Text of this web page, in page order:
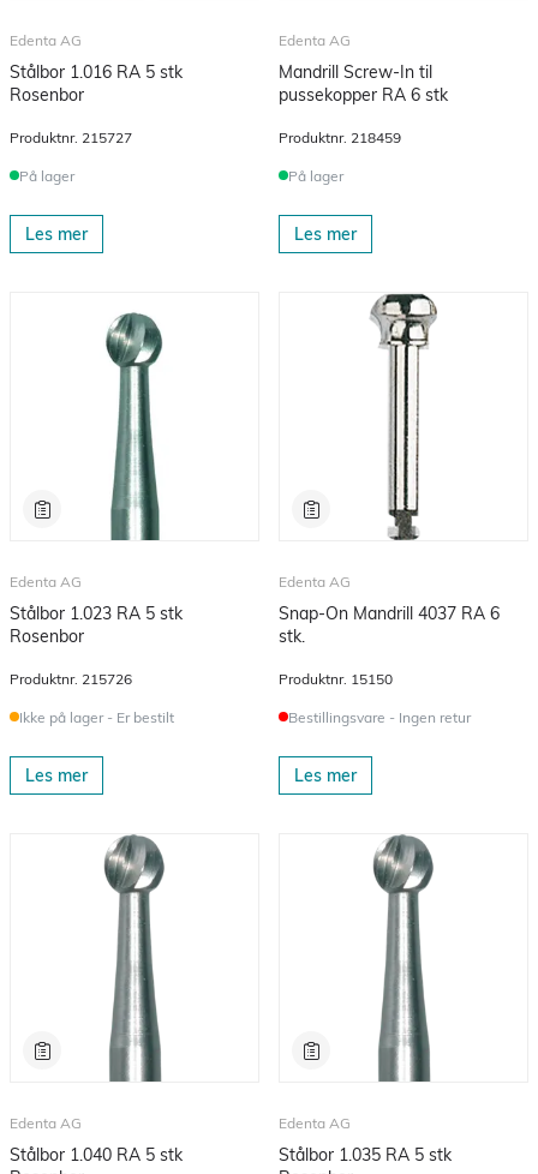
Edenta AG
Stålbor 1.016 RA 5 stk
Rosenbor
Produktnr. 215727
På lager
Les mer
Edenta AG
Mandrill Screw-In til
pussekopper RA 6 stk
Produktnr. 218459
På lager
Les mer
Edenta AG
Stålbor 1.023 RA 5 stk
Rosenbor
Produktnr. 215726
Ikke på lager - Er bestilt
Les mer
Edenta AG
Snap-On Mandrill 4037 RA 6
stk.
Produktnr. 15150
Bestillingsvare - Ingen retur
Les mer
Edenta AG
Stålbor 1.040 RA 5 stk
Edenta AG
Stålbor 1.035 RA 5 stk